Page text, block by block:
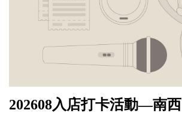
202608入店打卡活動—南西